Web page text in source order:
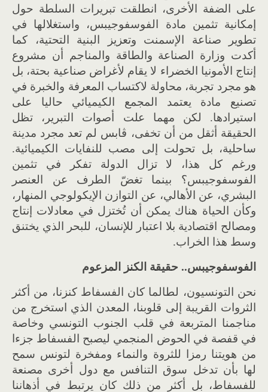
على الضفة الأخرى، انطلقت تبريرات السلطة حول
إمكانية تثمين مادة الفوسفوجيبس، واستغلالها في
تطوير صناعة الإسمنت وتعزيز البنية التحتية، كما
أكدت وزارة الصناعة والطاقة والمناجم أن مشروع
إنتاج الأمونيا الخضراء لا يقام لأغراض صناعية بحتة، بل
هو مجرد تجربة، محاولة لاكتساب المعرفة والخبرة في
تصنيع مادة يعتمد المجمع الكيميائي حاليا على
استيرادها. لكن مهما علت أصوات التبرير، تظل
الحقيقة أثقل من أن تخفى، ڨابس لم تعد مجرد مدينة
ساحلية، بل تحولت إلى مصب للنفايات الكيميائية.
ورغم كل هذا، لا تزال الدولة تفكر في تثمين
الفوسفوجيبس؟ بينما تغضّ الطرف عن العنصر
البشري، عن الأهالي، عن التوازن الإيكولوجي المنهار،
وكأن الحياة هناك يمكن أن تُختزل في معادلات إنتاج
ومصالح اقتصادية بلا اعتبار للإنسان، للبحر الذي يختنق
وسط هذا الخراب.
الفوسفوجيبس.. حقيقة الكنز المزعوم
نحن التونسيون، لطالما كان الفسفاط كنزنا، من أكثر
الثروات القريبة إلى قلوبنا، المعدن الذي استخرج من
مناجمنا المتربعة في قلب الجنوب التونسي وخاصة
في قفصة في الحوض المنجمي ليصبح الفسفاط جزءا
من هويتنا رمزا للثروة والنماء ومفخرة لتونس سمح
لها بأن تدخل سوق التنافس مع دول أخرى مصنعة
للفسفاط، بل أكثر من ذلك كان يرتبط في أذهاننا